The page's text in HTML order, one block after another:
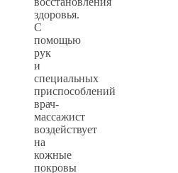
здоровья.
С
помощью
рук
и
специальных
приспособлений
врач-
массажист
воздействует
на
кожные
покровы